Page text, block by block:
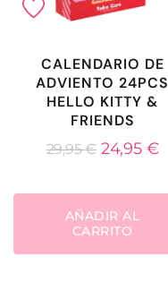
CALENDARIO DE
ADVIENTO 24PCS
HELLO KITTY &
FRIENDS
29,95€ 24,95 €
AÑADIR AL
CARRITO